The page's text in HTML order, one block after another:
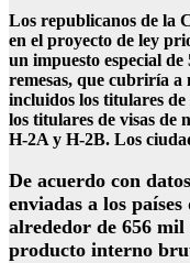
Los republicanos de la
en el proyecto de ley
un impuesto especial
remesas, que cubriría a
incluidos los titulares
los titulares de visas de
H-2A y H-2B. Los
De acuerdo con
enviadas a los
alrededor de 656
producto interno